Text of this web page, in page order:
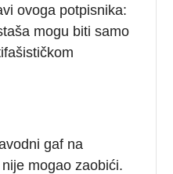
ovoga potpisnika:
mogu biti samo
gaf na
mogao zaobići.